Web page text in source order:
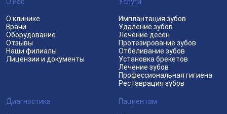
О нас
О клинике
Врачи
Оборудование
Отзывы
Наши филиалы
Лицензии и документы
Диагностика Пациентам
Услуги
Имплантация зубов
Удаление зубов
Лечение дёсен
Протезирование зубов
Отбеливание зубов
Установка брекетов
Лечение зубов
Профессиональная гигиена
Реставрация зубов